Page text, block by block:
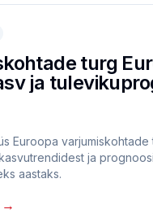
turg
ja
Euroopa varjumiskohtade
ja
aastaks.
→